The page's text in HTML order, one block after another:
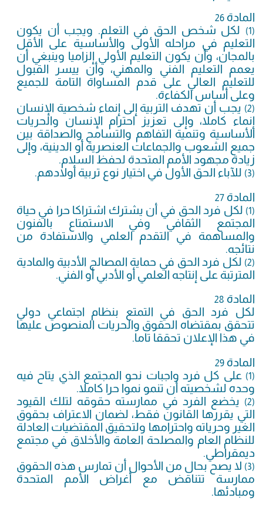
المادة 26
(1)
لكل شخص الحق في التعلم. ويجب أن يكون
التعليم في مراحله الأولى والأساسية على الأقل
بالمجان، وأن يكون التعليم الأولي إلزاميا وينبغي أن
يعمم التعليم الفني والمهني، وأن ييسر القبول
للتعليم العالي على قدم المساواة التامة للجميع
وعلى أساس الكفاءة.
(2)
يجب أن تهدف التربية إلى إنماء شخصية الإنسان
إنماء كاملا، وإلى تعزيز احترام الإنسان والحريات
الأساسية وتنمية التفاهم والتسامح والصداقة بين
جميع الشعوب والجماعات العنصرية أو الدينية، وإلى
زيادة مجهود الأمم المتحدة لحفظ السلام.
(3)
للآباء الحق الأول في اختيار نوع تربية أولادهم.
المادة 27
(1)
لكل فرد الحق في أن يشترك اشتراكا حرا في حياة
المجتمع الثقافي وفي الاستمتاع بالفنون
والمساهمة في التقدم العلمي والاستفادة من
نتائجه.
(2)
لكل فرد الحق في حماية المصالح الأدبية والمادية
المترتبة على إنتاجه العلمي أو الأدبي أو الفني.
المادة 28
لكل فرد الحق في التمتع بنظام اجتماعي دولي
تتحقق بمقتضاه الحقوق والحريات المنصوص عليها
في هذا الإعلان تحققا تاما.
المادة 29
(1)
على كل فرد واجبات نحو المجتمع الذي يتاح فيه
وحده لشخصيته أن تنمو نموا حرا كاملا.
(2)
يخضع الفرد في ممارسته حقوقه لتلك القيود
التي يقررها القانون فقط، لضمان الاعتراف بحقوق
الغير وحرياته واحترامها ولتحقيق المقتضيات العادلة
للنظام العام والمصلحة العامة والأخلاق في مجتمع
ديمقراطي.
(3)
لا يصح بحال من الأحوال أن تمارس هذه الحقوق
ممارسة تتناقض مع أغراض الأمم المتحدة
ومبادئها.